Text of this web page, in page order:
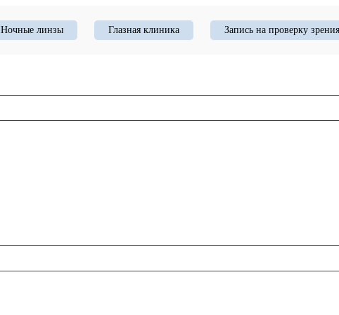
Ночные линзы Глазная клиника Запись на проверку зрения